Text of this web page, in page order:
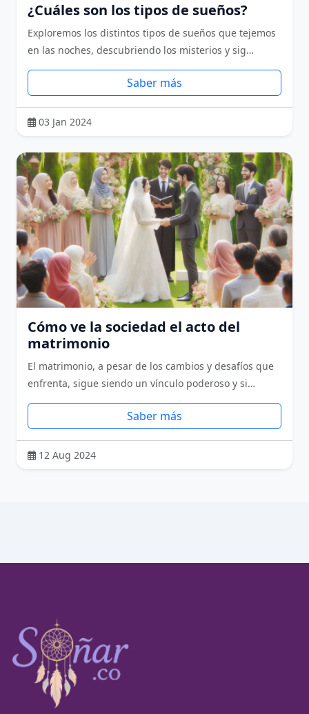
¿Cuáles son los tipos de sueños?
Exploremos los distintos tipos de sueños que tejemos
en las noches, descubriendo los misterios y sig…
Saber más
03 Jan 2024
Cómo ve la sociedad el acto del
matrimonio
El matrimonio, a pesar de los cambios y desafíos que
enfrenta, sigue siendo un vínculo poderoso y si…
Saber más
12 Aug 2024